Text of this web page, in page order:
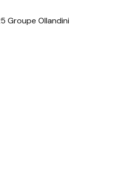
Groupe Ollandini